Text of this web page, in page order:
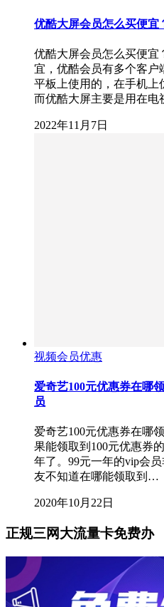
优酷大屏会员怎么买便宜
优酷大屏会员怎么买便宜
宜，优酷会员有多个客户
平板上使用的，在手机上
而优酷大屏主要是用在
2022年11月7日
视频会员优惠
爱奇艺100元优惠券在哪
员
爱奇艺100元优惠券在哪
果能领取到100元优惠券
年了。99元一年的vip会
友不知道在哪能领取到…
2020年10月22日
正规三网大流量卡免费办